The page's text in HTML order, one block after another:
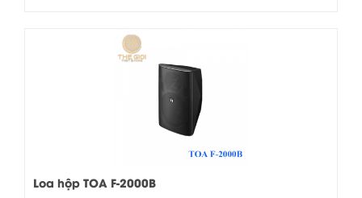
Loa hộp TOA F-2000B